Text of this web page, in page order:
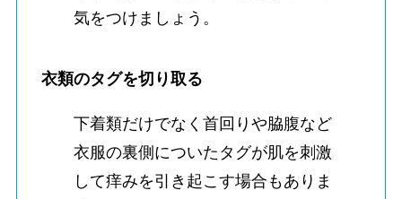
気をつけましょう。
衣類のタグを切り取る
下着類だけでなく首回りや脇腹など
衣服の裏側についたタグが肌を刺激
して痒みを引き起こす場合もありま